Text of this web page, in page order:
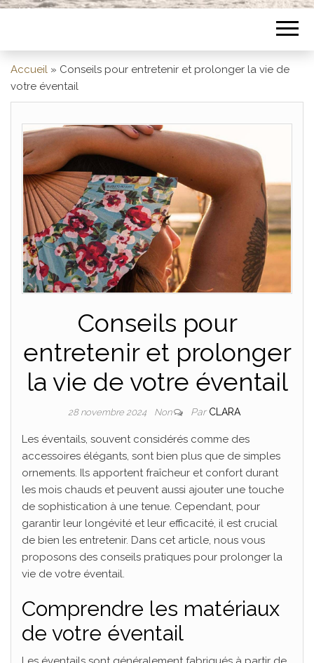
Accueil » Conseils pour entretenir et prolonger la vie de
votre éventail
Conseils pour
entretenir et prolonger
la vie de votre éventail
28 novembre 2024 Non Par CLARA
Les éventails, souvent considérés comme des
accessoires élégants, sont bien plus que de simples
ornements. Ils apportent fraîcheur et confort durant
les mois chauds et peuvent aussi ajouter une touche
de sophistication à une tenue. Cependant, pour
garantir leur longévité et leur efficacité, il est crucial
de bien les entretenir. Dans cet article, nous vous
proposons des conseils pratiques pour prolonger la
vie de votre éventail.
Comprendre les matériaux
de votre éventail